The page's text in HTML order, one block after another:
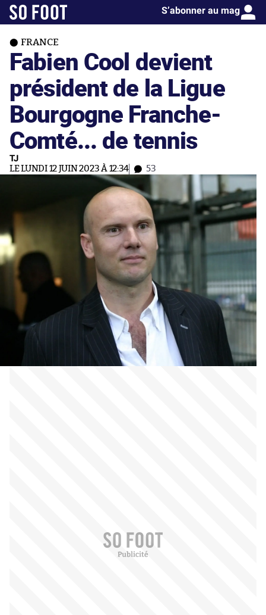
S’abonner au mag
FRANCE
Fabien Cool devient
président de la Ligue
Bourgogne Franche-
Comté... de tennis
TJ
LE LUNDI 12 JUIN 2023 À 12:34 53